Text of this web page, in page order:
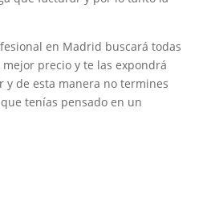
en Madrid buscará todas
precio y te las expondrá
y de esta manera no termines
tenías pensado en un